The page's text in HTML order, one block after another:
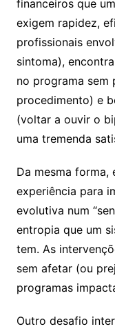
financeiros que
exigem rapidez,
profissionais
sintoma),
no programa sem
procedimento) e
(voltar a ouvir o
uma tremenda
Da mesma forma,
experiência para
evolutiva num
entropia que um
tem. As
sem afetar (ou
programas
Outro desafio